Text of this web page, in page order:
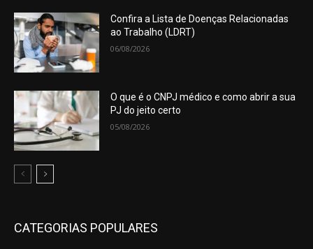
Confira a Lista de Doenças Relacionadas
ao Trabalho (LDRT)
06/08/2026
O que é o CNPJ médico e como abrir a sua
PJ do jeito certo
05/08/2026
CATEGORIAS POPULARES